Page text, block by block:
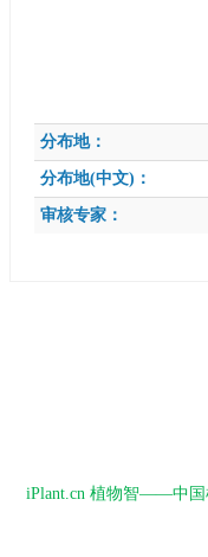
分布地：
分布地(中文)：
审核专家：
iPlant.cn 植物智——中国